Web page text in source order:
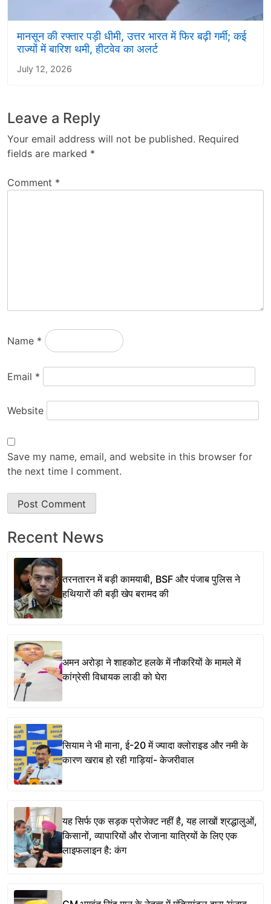
मानसून की रफ्तार पड़ी धीमी, उत्तर भारत में फिर बढ़ी गर्मी; कई
राज्यों में बारिश थमी, हीटवेव का अलर्ट
July 12, 2026
Leave a Reply
Your email address will not be published. Required
fields are marked *
Comment *
Name *
Email *
Website
Save my name, email, and website in this browser for
the next time I comment.
Recent News
तरनतारन में बड़ी कामयाबी, BSF और पंजाब पुलिस ने
हथियारों की बड़ी खेप बरामद की
अमन अरोड़ा ने शाहकोट हलके में नौकरियों के मामले में
कांग्रेसी विधायक लाडी को घेरा
सियाम ने भी माना, ई-20 में ज्यादा क्लोराइड और नमी के
कारण खराब हो रही गाड़ियां- केजरीवाल
यह सिर्फ एक सड़क प्रोजेक्ट नहीं है, यह लाखों श्रद्धालुओं,
किसानों, व्यापारियों और रोजाना यात्रियों के लिए एक
लाइफलाइन है: कंग